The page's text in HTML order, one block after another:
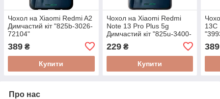
Чохол на Xiaomi Redmi A2
Димчастий кіт "825b-3026-
72104"
389 ₴
Купити
Чохол на Xiaomi Redmi
Note 13 Pro Plus 5g
Димчастий кіт "825u-3400-
229₴
Купити
13C
389
Про нас